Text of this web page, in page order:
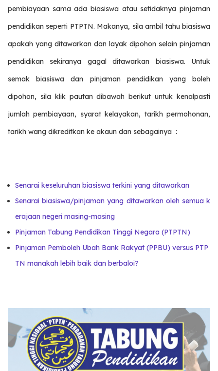
pembiayaan sama ada biasiswa atau setidaknya pinjaman
pendidikan seperti PTPTN. Makanya, sila ambil tahu biasiswa
apakah yang ditawarkan dan layak dipohon selain pinjaman
pendidikan sekiranya gagal ditawarkan biasiswa. Untuk
semak biasiswa dan pinjaman pendidikan yang boleh
dipohon, sila klik pautan dibawah berikut untuk kenalpasti
jumlah pembiayaan, syarat kelayakan, tarikh permohonan,
tarikh wang dikreditkan ke akaun dan sebagainya :
Senarai keseluruhan biasiswa terkini yang ditawarkan
Senarai biasiswa/pinjaman yang ditawarkan oleh semua k
erajaan negeri masing-masing
Pinjaman Tabung Pendidikan Tinggi Negara (PTPTN)
Pinjaman Pemboleh Ubah Bank Rakyat (PPBU) versus PTP
TN manakah lebih baik dan berbaloi?